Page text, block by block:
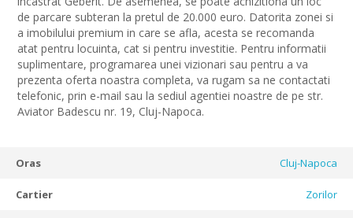
de parcare subteran la pretul de 20.000 euro. Datorita zonei si
a imobilului premium in care se afla, acesta se recomanda
atat pentru locuinta, cat si pentru investitie. Pentru informatii
suplimentare, programarea unei vizionari sau pentru a va
prezenta oferta noastra completa, va rugam sa ne contactati
telefonic, prin e-mail sau la sediul agentiei noastre de pe str.
Aviator Badescu nr. 19, Cluj-Napoca.
Oras Cluj-Napoca
Cartier Zorilor